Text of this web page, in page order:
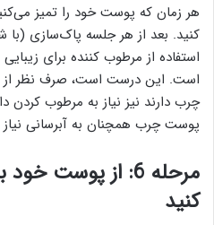
هر زمان که پوست خود را تمیز
کنید. بعد از هر جلسه پاک‌سازی
استفاده از مرطوب کننده برای
است. این درست است، صرف نظر
چرب دارند نیز نیاز به مرطوب
پوست چرب همچنان به آبرسانی نیاز
مرحله 6: از پوست
کنید